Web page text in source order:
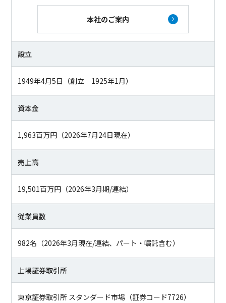
本社のご案内
設立
1949年4月5日（創立 1925年1月）
資本金
1,963百万円（2026年7月24日現在）
売上高
19,501百万円（2026年3月期/連結）
従業員数
982名（2026年3月現在/連結、パート・嘱託含む）
上場証券取引所
東京証券取引所 スタンダード市場（証券コード7726）